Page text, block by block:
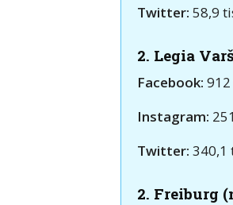
Twitter: 58,9
2. Legia
Facebook:
Instagram:
Twitter: 340,1
2. Freiburg